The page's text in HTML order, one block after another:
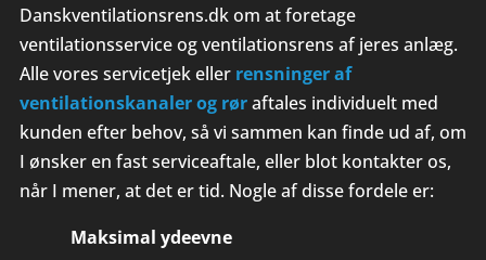
Danskventilationsrens.dk om at foretage
ventilationsservice og ventilationsrens af jeres anlæg.
Alle vores servicetjek eller rensninger af
ventilationskanaler og røraftales individuelt med
kunden efter behov, så vi sammen kan finde ud af, om
I ønsker en fast serviceaftale, eller blot kontakter os,
når I mener, at det er tid. Nogle af disse fordele er:
Maksimal ydeevne